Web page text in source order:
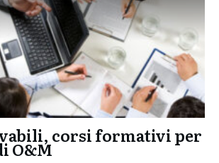
corsi formativi per
O&M